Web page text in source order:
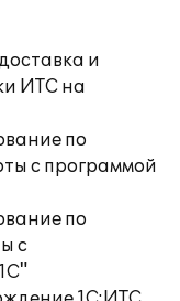
и
ИТС на
по
с программой
по
с